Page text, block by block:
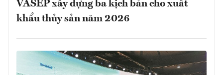
VASEP xây dựng ba kịch bản cho xuất
khẩu thủy sản năm 2026